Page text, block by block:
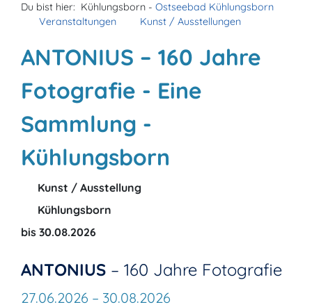
Du bist hier: Kühlungsborn - Ostseebad Kühlungsborn
Veranstaltungen
Kunst / Ausstellungen
ANTONIUS – 160 Jahre
Fotografie - Eine
Sammlung -
Kühlungsborn
Kunst / Ausstellung
Kühlungsborn
bis 30.08.2026
ANTONIUS – 160 Jahre Fotografie
27.06.2026 – 30.08.2026